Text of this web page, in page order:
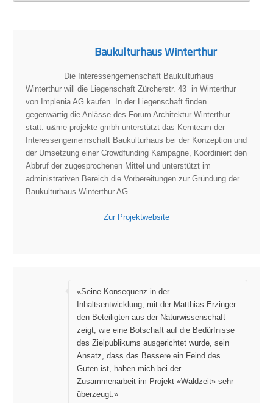
Baukulturhaus Winterthur
Die Interessengemenschaft Baukulturhaus
Winterthur will die Liegenschaft Zürcherstr. 43 in Winterthur
von Implenia AG kaufen. In der Liegenschaft finden
gegenwärtig die Anlässe des Forum Architektur Winterthur
statt. u&me projekte gmbh unterstützt das Kernteam der
Interessengemeinschaft Baukulturhaus bei der Konzeption und
der Umsetzung einer Crowdfunding Kampagne, Koordiniert den
Abbruf der zugesprochenen Mittel und unterstützt im
administrativen Bereich die Vorbereitungen zur Gründung der
Baukulturhaus Winterthur AG.
Zur Projektwebsite
«Seine Konsequenz in der
Inhaltsentwicklung, mit der Matthias Erzinger
den Beteiligten aus der Naturwissenschaft
zeigt, wie eine Botschaft auf die Bedürfnisse
des Zielpublikums ausgerichtet wurde, sein
Ansatz, dass das Bessere ein Feind des
Guten ist, haben mich bei der
Zusammenarbeit im Projekt «Waldzeit» sehr
überzeugt.»